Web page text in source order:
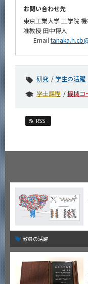
お問い合わせ先
東京工業大学 工学院
准教授 田中博人
Email
研究 学生の活躍
学士課程
機械コ
RSS
教員の活躍